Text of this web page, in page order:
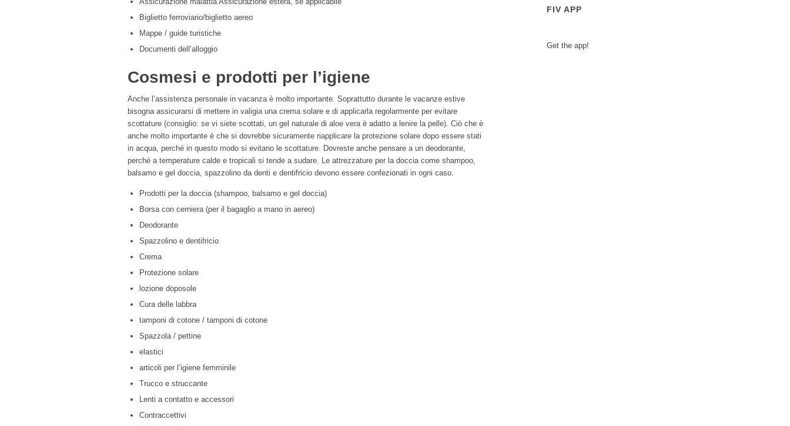
Biglietto ferroviario/biglietto aereo
Mappe / guide turistiche
Documenti dell’alloggio
Cosmesi e prodotti per l’igiene
Anche l’assistenza personale in vacanza è molto importante. Soprattutto durante le vacanze estive
bisogna assicurarsi di mettere in valigia una crema solare e di applicarla regolarmente per evitare
scottature (consiglio: se vi siete scottati, un gel naturale di aloe vera è adatto a lenire la pelle). Ciò che è
anche molto importante è che si dovrebbe sicuramente riapplicare la protezione solare dopo essere stati
in acqua, perché in questo modo si evitano le scottature. Dovreste anche pensare a un deodorante,
perché a temperature calde e tropicali si tende a sudare. Le attrezzature per la doccia come shampoo,
balsamo e gel doccia, spazzolino da denti e dentifricio devono essere confezionati in ogni caso.
Prodotti per la doccia (shampoo, balsamo e gel doccia)
Borsa con cerniera (per il bagaglio a mano in aereo)
Deodorante
Spazzolino e dentifricio
Crema
Protezione solare
lozione doposole
Cura delle labbra
tamponi di cotone / tamponi di cotone
Spazzola / pettine
elastici
articoli per l’igiene femminile
Trucco e struccante
Lenti a contatto e accessori
Contraccettivi
FIV APP
Get the app!